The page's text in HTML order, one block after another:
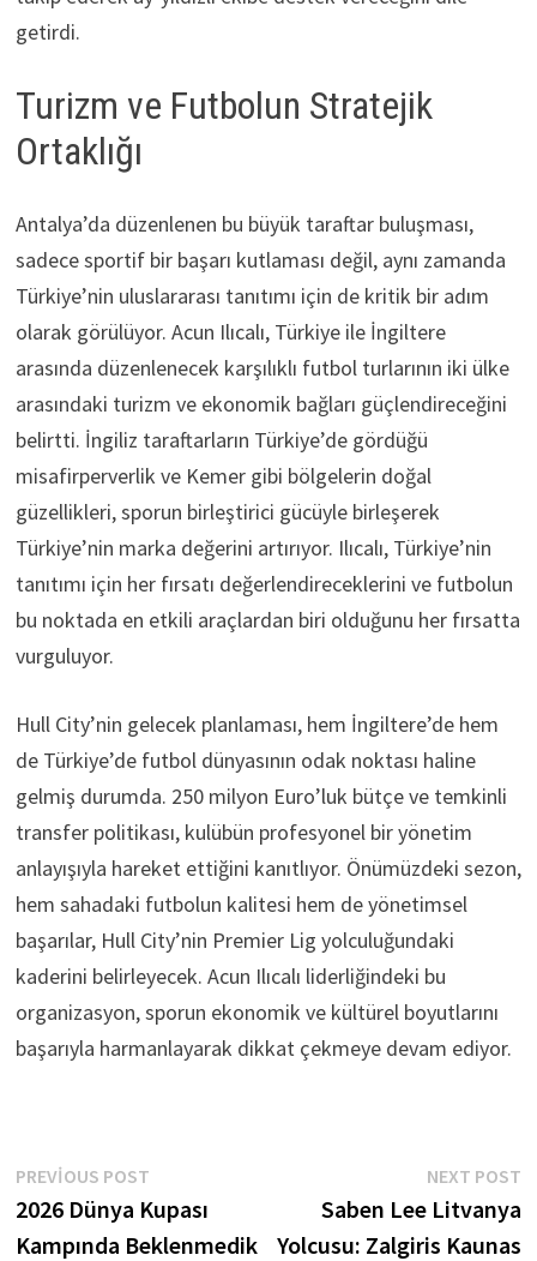
getirdi.
Turizm ve Futbolun Stratejik
Ortaklığı
Antalya’da düzenlenen bu büyük taraftar buluşması,
sadece sportif bir başarı kutlaması değil, aynı zamanda
Türkiye’nin uluslararası tanıtımı için de kritik bir adım
olarak görülüyor. Acun Ilıcalı, Türkiye ile İngiltere
arasında düzenlenecek karşılıklı futbol turlarının iki ülke
arasındaki turizm ve ekonomik bağları güçlendireceğini
belirtti. İngiliz taraftarların Türkiye’de gördüğü
misafirperverlik ve Kemer gibi bölgelerin doğal
güzellikleri, sporun birleştirici gücüyle birleşerek
Türkiye’nin marka değerini artırıyor. Ilıcalı, Türkiye’nin
tanıtımı için her fırsatı değerlendireceklerini ve futbolun
bu noktada en etkili araçlardan biri olduğunu her fırsatta
vurguluyor.
Hull City’nin gelecek planlaması, hem İngiltere’de hem
de Türkiye’de futbol dünyasının odak noktası haline
gelmiş durumda. 250 milyon Euro’luk bütçe ve temkinli
transfer politikası, kulübün profesyonel bir yönetim
anlayışıyla hareket ettiğini kanıtlıyor. Önümüzdeki sezon,
hem sahadaki futbolun kalitesi hem de yönetimsel
başarılar, Hull City’nin Premier Lig yolculuğundaki
kaderini belirleyecek. Acun Ilıcalı liderliğindeki bu
organizasyon, sporun ekonomik ve kültürel boyutlarını
başarıyla harmanlayarak dikkat çekmeye devam ediyor.
Yazı
gezinmesi
PREVIOUS POSTPrevious
post:
2026 Dünya Kupası
Kampında Beklenmedik
NEXT POST
Saben Lee Litvanya
Yolcusu: Zalgiris Kaunas